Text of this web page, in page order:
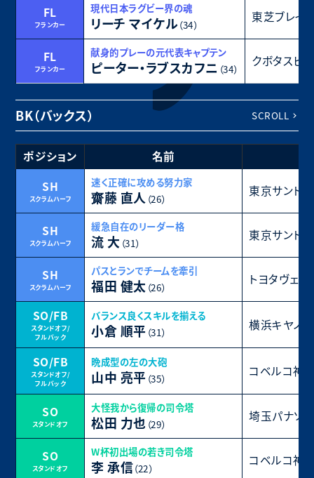
FL
フランカー
現代日本ラグビー界の魂
リーチ マイケル（34） 東芝ブレイ
FL
フランカー
献身的プレーの元代表キャプテン
ピーター・ラブスカフニ （34） クボタスピ
BK（バックス） SCROLL
ポジション 名前
SH
スクラムハーフ
速く正確に攻める努力家
齋藤 直人 （26） 東京サント
SH
スクラムハーフ
緩急自在のリーダー格
流 大 （31） 東京サント
SH
スクラムハーフ
パスとランでチームを牽引
福田 健太 （26） トヨタヴェル
SO/FB
スタンドオフ/
フルバック
バランス良くスキルを揃える
小倉 順平 （31） 横浜キヤノ
SO/FB
スタンドオフ/
フルバック
晩成型の左の大砲
山中 亮平 （35） コベルコ神
SO
スタンドオフ
大怪我から復帰の司令塔
松田 力也 （29） 埼玉パナソ
SO
スタンドオフ
W杯初出場の若き司令塔
李 承信（22） コベルコ神